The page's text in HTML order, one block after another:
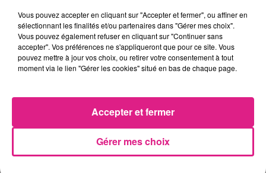
autocars sans remorque ni semi-remorque :
détenir des dispositifs antidérapants
amovibles (chaînes ou chaussettes)
permettant d’équiper au moins deux roues
motrices, soit être équipés de quatre pneus
En ce qui concerne lespoids lourds
remorque ou semi-remorque : détenir des
chaînes à neige permettant d’équiper au
Vous pouvez accepter en cliquant sur "Accepter et fermer", ou affiner en
sélectionnant les finalités et/ou partenaires dans "Gérer mes choix".
Vous pouvez également refuser en cliquant sur "Continuer sans
accepter". Vos préférences ne s'appliqueront que pour ce site. Vous
pouvez mettre à jour vos choix, ou retirer votre consentement à tout
moment via le lien "Gérer les cookies" situé en bas de chaque page.
Gérer mes choix
Accepter et fermer